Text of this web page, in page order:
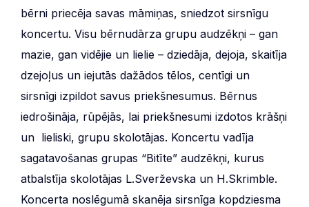
bērni priecēja savas māmiņas, sniedzot sirsnīgu
koncertu. Visu bērnudārza grupu audzēkņi – gan
mazie, gan vidējie un lielie – dziedāja, dejoja, skaitīja
dzejoļus un iejutās dažādos tēlos, centīgi un
sirsnīgi izpildot savus priekšnesumus. Bērnus
iedrošināja, rūpējās, lai priekšnesumi izdotos krāšņi
un lieliski, grupu skolotājas. Koncertu vadīja
sagatavošanas grupas “Bitīte” audzēkņi, kurus
atbalstīja skolotājas L.Sverževska un H.Skrimble.
Koncerta noslēgumā skanēja sirsnīga kopdziesma